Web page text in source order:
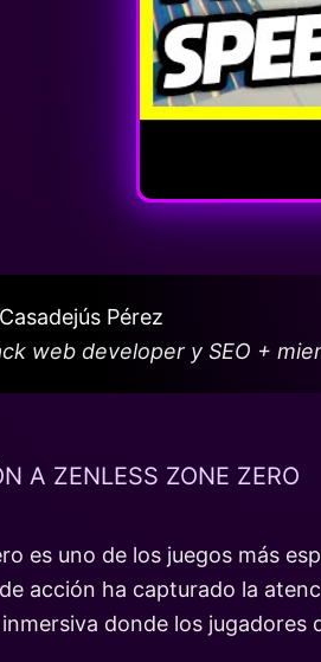
Pérez
web developer y SEO +
A ZENLESS ZONE ZERO
es uno de los juegos más
acción ha capturado la
donde los